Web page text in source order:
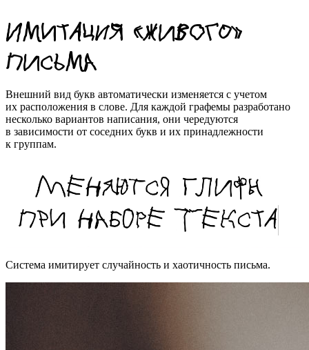
Имитация «живого»
письма
Внешний вид букв автоматически изменяется с учетом
их расположения в слове. Для каждой графемы разработано
несколько вариантов написания, они чередуются
в зависимости от соседних букв и их принадлежности
к группам.
Система имитирует случайность и хаотичность письма.